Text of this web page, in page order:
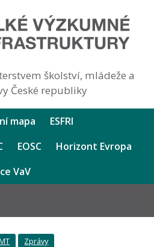
školství, mládeže a
České republiky
mapa
ESFRI
EOSC
Horizont Evropa
VaV
Zprávy